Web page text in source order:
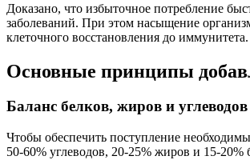
Доказано, что избыточное потребление
заболеваний. При этом насыщение
клеточного восстановления до
Основные принципы
Баланс белков, жиров и углеводов
Чтобы обеспечить поступление
50-60% углеводов, 20-25% жиров и 15-